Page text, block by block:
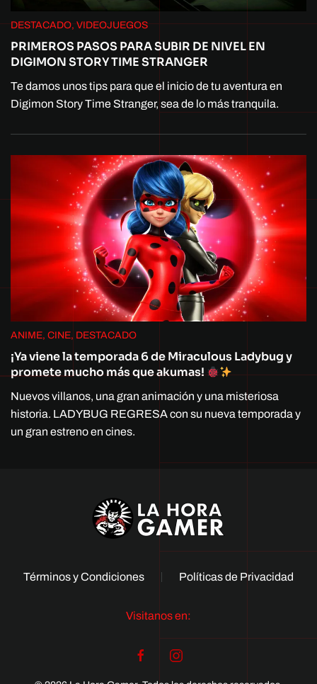
DESTACADO, VIDEOJUEGOS
PRIMEROS PASOS PARA SUBIR DE NIVEL EN
DIGIMON STORY TIME STRANGER
Te damos unos tips para que el inicio de tu aventura en
Digimon Story Time Stranger, sea de lo más tranquila.
ANIME, CINE, DESTACADO
¡Ya viene la temporada 6 de Miraculous Ladybug y
promete mucho más que akumas!
Nuevos villanos, una gran animación y una misteriosa
historia. LADYBUG REGRESA con su nueva temporada y
un gran estreno en cines.
Términos y Condiciones Políticas de Privacidad
Visitanos en: